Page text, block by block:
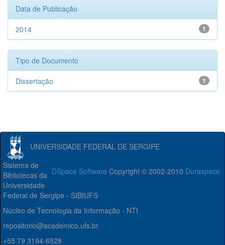
Data de Publicação
1
2014
Tipo de Documento
1
Dissertação
UNIVERSIDADE FEDERAL DE SERGIPE
DSpace Software Copyright © 2002-2010 Duraspace
Sistema de
Bibliotecas da
Universidade
Federal de Sergipe - SIBIUFS
Núcleo de Tecnologia da Informação - NTI
repositorio@academico.ufs.br
+55 79 3194-6528